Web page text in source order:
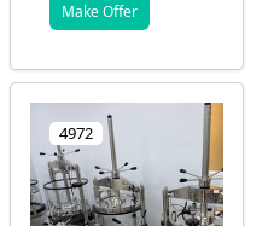
Make Offer
4972